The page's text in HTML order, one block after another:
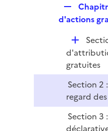
e
r
e
l
i
e
d'actions
D
é
p
l
i
e
r
gratuites
Section 2
regard
Section 3